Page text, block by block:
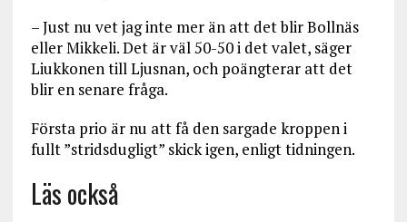
– Just nu vet jag inte mer än att det blir Bollnäs
eller Mikkeli. Det är väl 50-50 i det valet, säger
Liukkonen till Ljusnan, och poängterar att det
blir en senare fråga.
Första prio är nu att få den sargade kroppen i
fullt ”stridsdugligt” skick igen, enligt tidningen.
Läs också